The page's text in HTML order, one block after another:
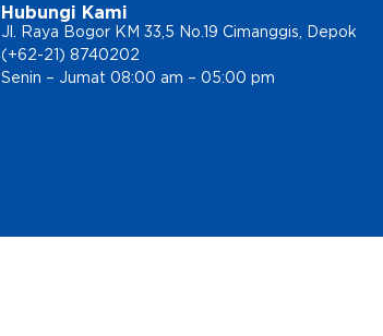
Hubungi Kami
Jl. Raya Bogor KM 33,5 No.19 Cimanggis, Depok
(+62-21) 8740202
Senin – Jumat 08:00 am – 05:00 pm